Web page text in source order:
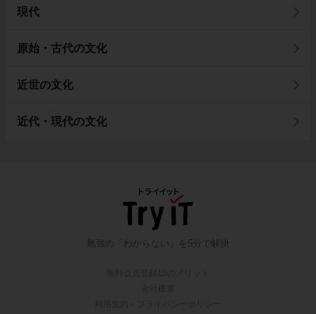
現代
原始・古代の文化
近世の文化
近代・現代の文化
勉強の「わからない」を5分で解決